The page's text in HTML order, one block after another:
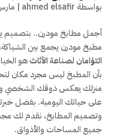
بواسطة ahmed elsafir
| مارس 25,
أجمل مطابخ مودرن..
مطبخ مودرن يجمع بين الشياكة،
التؤامان لصناعة الأثاثهو
بأن المطبخ ليس مجرد مكان
منزلك يعكس ذوقك الشخصي
على حياتك اليومية. بفضل
وتصميم المطابخ، نقدم لك
جميع المساحات والأذواق.